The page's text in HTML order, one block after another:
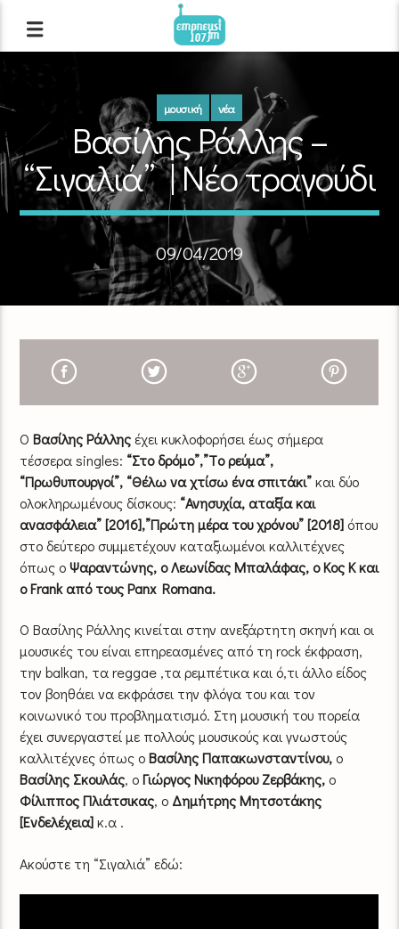
μουσική νέα
Βασίλης Ράλλης –
“Σιγαλιά” | Νέο τραγούδι
09/04/2019
ΟΒασίλης Ράλληςέχει κυκλοφορήσει έως σήμερα
τέσσερα singles: “Στο δρόμο”,”Tο ρεύμα”,
“Πρωθυπουργοί”, “Θέλω να χτίσω ένα σπιτάκι”και δύο
ολοκληρωμένους δίσκους: “Ανησυχία, αταξία και
ανασφάλεια” [2016],”Πρώτη μέρα του χρόνου” [2018] όπου
στο δεύτερο συμμετέχουν καταξιωμένοι καλλιτέχνες
όπως οΨαραντώνης, ο Λεωνίδας Μπαλάφας, ο Κος Κ και
ο Frank από τους Panx Romana.
Ο Βασίλης Ράλλης κινείται στην ανεξάρτητη σκηνή και οι
μουσικές του είναι επηρεασμένες από τη rock έκφραση,
την balkan, τα reggae ,τα ρεμπέτικα και ό,τι άλλο είδος
τον βοηθάει να εκφράσει την φλόγα του και τον
κοινωνικό του προβληματισμό. Στη μουσική του πορεία
έχει συνεργαστεί με πολλούς μουσικούς και γνωστούς
καλλιτέχνες όπως οΒασίλης Παπακωνσταντίνου, ο
Βασίλης Σκουλάς, οΓιώργος Νικηφόρου Ζερβάκης, ο
Φίλιππος Πλιάτσικας, ο Δημήτρης Μητσοτάκης
[Ενδελέχεια]κ.α .
Ακούστε τη “Σιγαλιά” εδώ: